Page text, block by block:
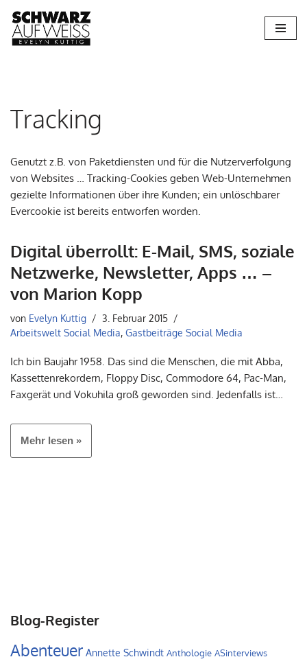
Zum
Tracking
Genutzt z.B. von Paketdiensten und für die Nutzerverfolgung
von Websites … Tracking-Cookies geben Web-Unternehmen
gezielte Informationen über ihre Kunden; ein unlöschbarer
Evercookie ist bereits entworfen worden.
Digital überrollt: E-Mail, SMS, soziale
Netzwerke, Newsletter, Apps … –
von Marion Kopp
von Evelyn Kuttig
3. Februar 2015
Arbeitswelt Social Media, Gastbeiträge Social Media
Ich bin Baujahr 1958. Das sind die Menschen, die mit Abba,
Kassettenrekordern, Floppy Disc, Commodore 64, Pac-Man,
Faxgerät und Vokuhila groß geworden sind. Jedenfalls ist…
Mehr lesen »
Blog-Register
Abenteuer Annette Schwindt Anthologie ASinterviews